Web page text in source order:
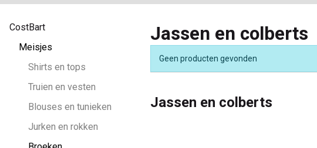
Jassen
en
colberts
FiaLia
CostBart
Meisjes
Shirts en tops
Truien en vesten
Blouses en tunieken
Jurken en rokken
Jassen en colberts
Geen producten gevonden
Jassen en colberts